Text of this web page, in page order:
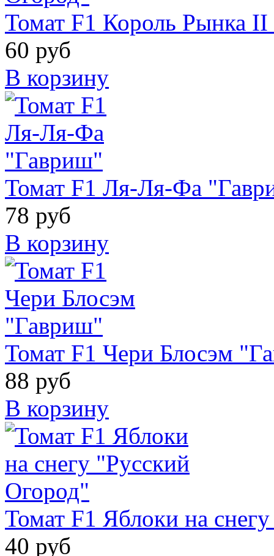
Томат F1 Король Рынка
60 руб
В корзину
Томат F1 Ля-Ля-Фа
78 руб
В корзину
Томат F1 Чери Блосэм
88 руб
В корзину
Томат F1 Яблоки на
40 руб